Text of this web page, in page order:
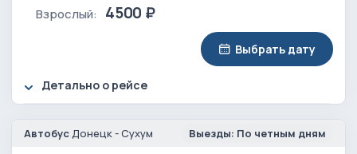
Взрослый: 4500 ₽
Выбрать дату
Детально о рейсе
Автобус Донецк - Сухум Выезды: По четным дням